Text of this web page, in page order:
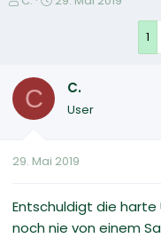
e
l
m
1
C C.
User
29. Mai 2019
Entschuldigt die
noch nie von einem